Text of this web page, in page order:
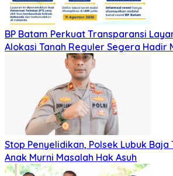
BP Batam Perkuat Transparansi
Alokasi Tanah Reguler Segera Hadir
Stop Penyelidikan, Polsek Lubuk Baja
Anak Murni Masalah Hak Asuh